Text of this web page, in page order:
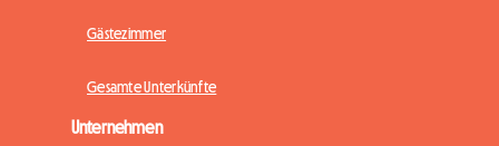
Gästezimmer
Gesamte Unterkünfte
Unternehmen